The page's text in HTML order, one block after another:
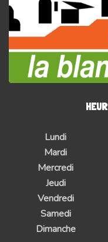
Lundi
Mardi
Mercredi
Jeudi
Vendredi
Samedi
Dimanche